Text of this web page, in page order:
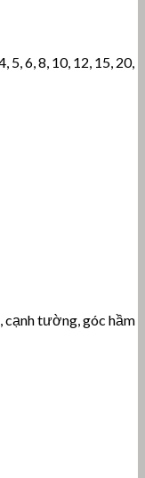
5, 6, 8, 10, 12, 15, 20,
cạnh tường, góc hầm